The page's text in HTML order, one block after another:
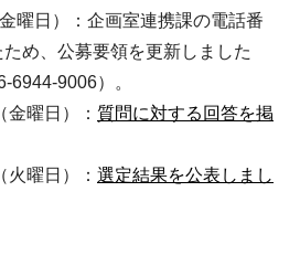
曜日）：企画室連携課の電話番
め、公募要領を更新しました
6944-9006）。
曜日）： 質問に対する回答を掲
曜日）： 選定結果を公表しまし